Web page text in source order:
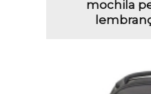
mochila